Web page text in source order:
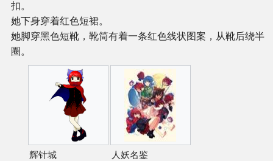
扣。
她下身穿着红色短裙。
她脚穿黑色短靴，靴筒有着一条红色线状图案，从靴后绕半
圈。
辉针城 人妖名鉴